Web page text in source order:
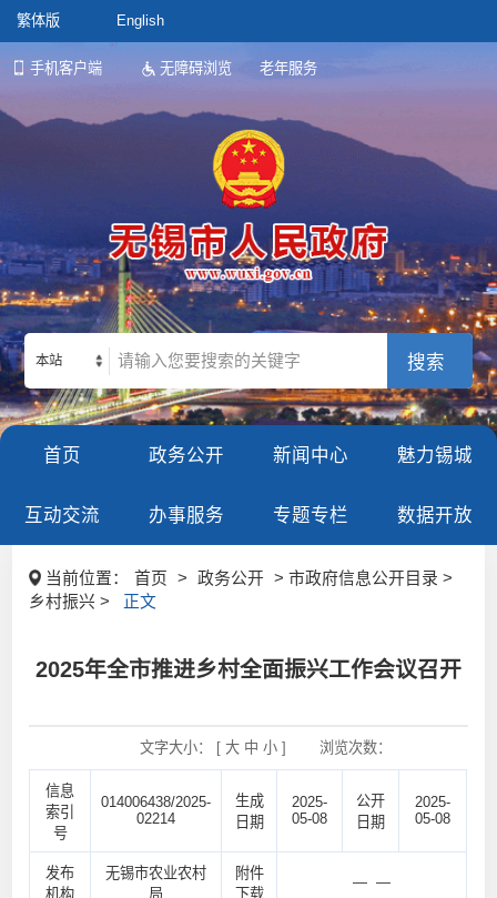
繁体版 English
手机客户端 无障碍浏览 老年服务
本站
首页 政务公开 新闻中心 魅力锡城
互动交流 办事服务 专题专栏 数据开放
当前位置： 首页 > 政务公开
> 市政府信息公开目录 >
乡村振兴 >
正文
2025年全市推进乡村全面振兴工作会议召开
文字大小： [ 大 中 小] 浏览次数：
信息
索引
号
014006438/2025-
02214
生成
日期
2025-
05-08
公开
日期
2025-
05-08
发布
机构
无锡市农业农村
局
附件
下载
— —